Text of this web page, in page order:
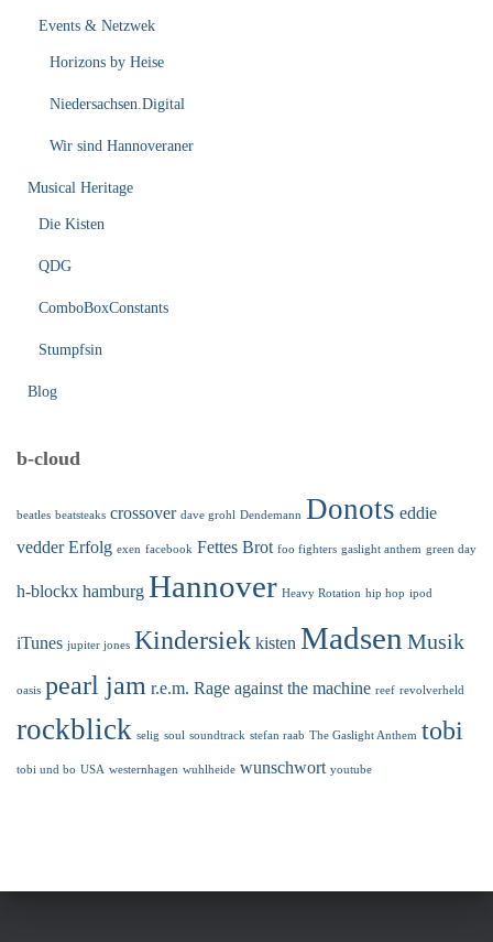
Events & Netzwek
Horizons by Heise
Niedersachsen.Digital
Wir sind Hannoveraner
Musical Heritage
Die Kisten
QDG
ComboBoxConstants
Stumpfsin
Blog
b-cloud
beatles beatsteaks crossover dave grohl Dendemann Donots eddie
vedder Erfolg exen facebook Fettes Brot foo fighters gaslight anthem green day
h-blockx hamburg Hannover Heavy Rotation hip hop ipod
iTunes jupiter jones Kindersiek kisten Madsen Musik
oasis pearl jam r.e.m. Rage against the machine reef revolverheld
rockblick selig soul soundtrack stefan raab The Gaslight Anthem tobi
tobi und bo USA westernhagen wuhlheide wunschwort youtube